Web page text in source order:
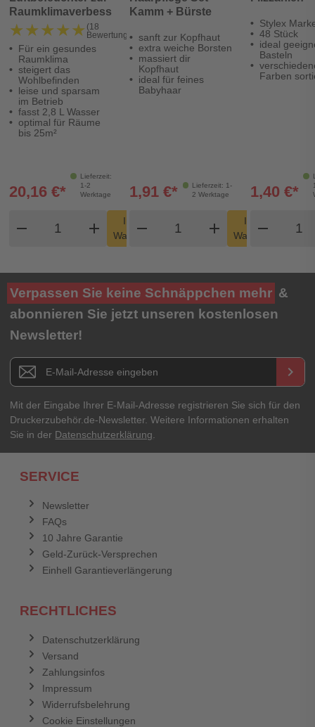
Raumklimaverbesserung
★★★★★
★★★★★ (18
Bewertungen)
Für ein gesundes
Raumklima
steigert das
Wohlbefinden
leise und sparsam
im Betrieb
fasst 2,8 L Wasser
optimal für Räume
bis 25m²
Lieferzeit:
1-2
Werktage
20,16 €*
remove
Produkt Warenkorb Menge
add
In den
Warenkorb
shopping_cart
Kamm + Bürste
sanft zur Kopfhaut
extra weiche Borsten
massiert dir
Kopfhaut
ideal für feines
Babyhaar
Lieferzeit: 1-
2 Werktage
1,91 €*
remove
Produkt Warenkorb
add
In den
Warenkorb
shopping_cart
Stylex
48 Stück
ideal
Basteln
Farben
1,40 €*
remove
Verpassen Sie keine Schnäppchen mehr &
abonnieren Sie jetzt unseren kostenlosen
Newsletter!
Newsletter E-Mail Adresse keyboard_arrow_right
Mit der Eingabe Ihrer E-Mail-Adresse registrieren Sie sich für den
Druckerzubehör.de-Newsletter. Weitere Informationen erhalten
Sie in der Datenschutzerklärung
SERVICE
Newsletter
FAQs
10 Jahre Garantie
Geld-Zurück-Versprechen
Einhell Garantieverlängerung
RECHTLICHES
Datenschutzerklärung
Versand
Zahlungsinfos
Impressum
Widerrufsbelehrung
Cookie Einstellungen